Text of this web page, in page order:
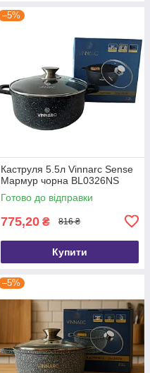
–5%
Каструля 5.5л Vinnarc Sense
Мармур чорна BL0326NS
Готово до відправки
775,20 ₴ 816 ₴
Купити
–5%